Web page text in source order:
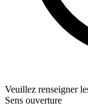
Veuillez renseigner
Sens ouverture